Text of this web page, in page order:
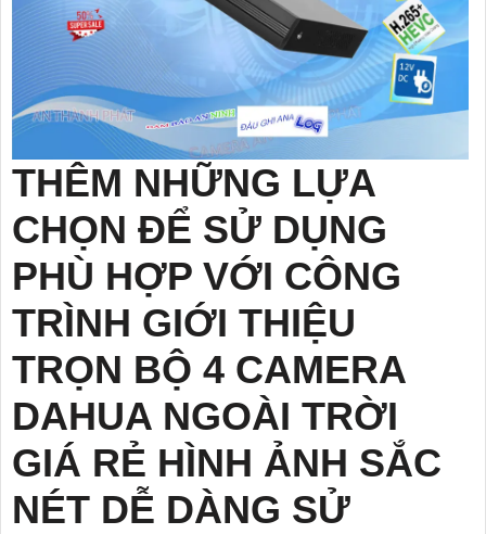
THÊM NHỮNG LỰA
CHỌN ĐỂ SỬ DỤNG
PHÙ HỢP VỚI CÔNG
TRÌNH GIỚI THIỆU
TRỌN BỘ 4 CAMERA
DAHUA NGOÀI TRỜI
GIÁ RẺ HÌNH ẢNH SẮC
NÉT DỄ DÀNG SỬ